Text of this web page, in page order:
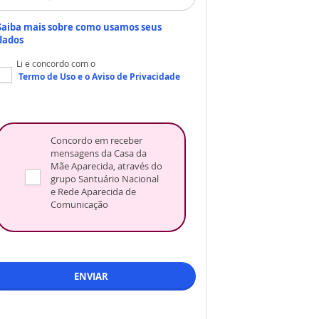
mais sobre como usamos seus
Li e concordo com o
Termo de Usoe oAviso de Privacidade
Concordo em receber
mensagens da Casa da
Mãe Aparecida, através do
grupo Santuário Nacional
e Rede Aparecida de
Comunicação
ENVIAR